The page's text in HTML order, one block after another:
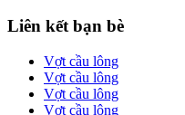
Liên kết bạn bè
Vợt cầu lông
Vợt cầu lông
Vợt cầu lông
Vợt cầu lông